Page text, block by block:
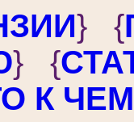
} {
} {
К